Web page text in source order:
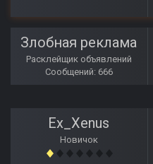
Злобная реклама
Расклейщик объявлений
Сообщений: 666
Ex_Xenus
Новичок